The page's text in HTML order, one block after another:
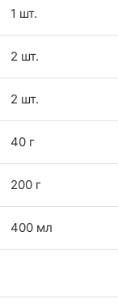
1 шт.
2 шт.
2 шт.
40 г
200 г
400 мл